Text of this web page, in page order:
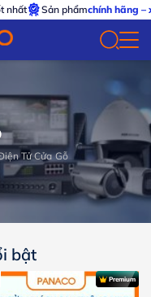
phẩmchính hãng – xuất VAT
Tử Cửa Gỗ
bật
Premium